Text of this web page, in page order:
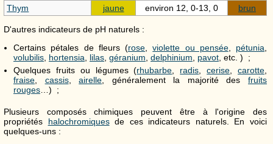
Thym jaune environ 12, 0-13, 0 brun
D'autres indicateurs de pH naturels :
Certains pétales de fleurs (rose,violette ou pensée, pétunia,
volubilis, hortensia, lilas, géranium, delphinium, pavot, etc. ) ;
Quelques fruits ou légumes (rhubarbe, radis,cerise,carotte,
fraise, cassis,airelle, généralement la majorité desfruits
rouges…) ;
Plusieurs composés chimiques peuvent être à l'origine des
propriétés halochromiquesde ces indicateurs naturels. En voici
quelques-uns :